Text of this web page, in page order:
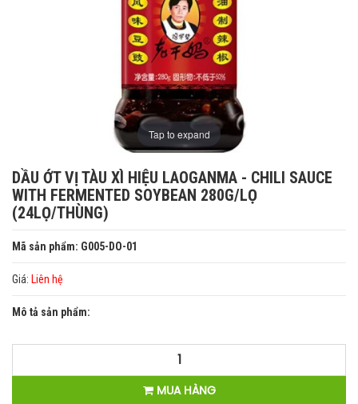
Tap to expand
DẦU ỚT VỊ TÀU XÌ HIỆU LAOGANMA - CHILI SAUCE
WITH FERMENTED SOYBEAN 280G/LỌ
(24LỌ/THÙNG)
Mã sản phẩm: G005-DO-01
Giá: Liên hệ
Mô tả sản phẩm:
MUA HÀNG